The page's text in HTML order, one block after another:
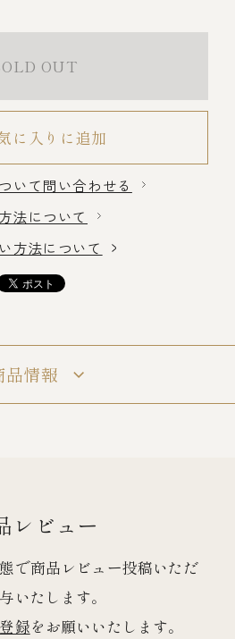
OUT
に入りに追加
いて問い合わせる
法について
方法について
品情報
レビュー
で商品レビュー投稿いただ
いたします。
録をお願いいたします。